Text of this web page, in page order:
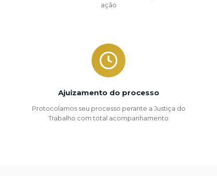
ação
Ajuizamento do processo
Protocolamos seu processo perante a Justiça do
Trabalho com total acompanhamento